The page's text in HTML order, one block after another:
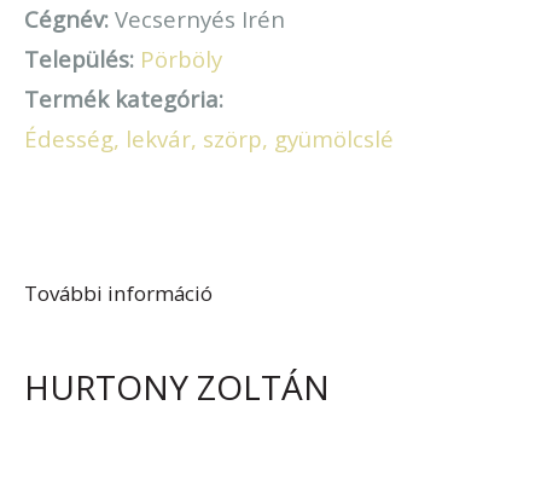
Cégnév: Vecsernyés Irén
Település: Pörböly
Termék kategória:
Édesség, lekvár, szörp, gyümölcslé
További információ
HURTONY ZOLTÁN